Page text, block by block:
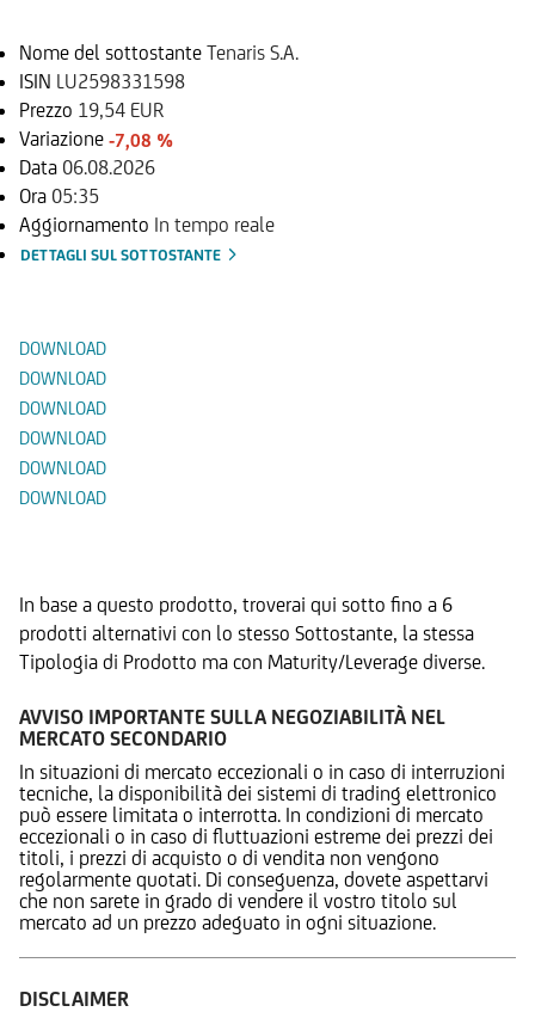
Nome del sottostante Tenaris S.A.
ISIN LU2598331598
Prezzo 19,54 EUR
Variazione -7,08 %
Data 06.08.2026
Ora 05:35
Aggiornamento In tempo reale
DETTAGLI SUL SOTTOSTANTE
DOWNLOAD
DOWNLOAD
DOWNLOAD
DOWNLOAD
DOWNLOAD
DOWNLOAD
In base a questo prodotto, troverai qui sotto fino a 6
prodotti alternativi con lo stesso Sottostante, la stessa
Tipologia di Prodotto ma con Maturity/Leverage diverse.
AVVISO IMPORTANTE SULLA NEGOZIABILITÀ NEL
MERCATO SECONDARIO
In situazioni di mercato eccezionali o in caso di interruzioni
tecniche, la disponibilità dei sistemi di trading elettronico
può essere limitata o interrotta. In condizioni di mercato
eccezionali o in caso di fluttuazioni estreme dei prezzi dei
titoli, i prezzi di acquisto o di vendita non vengono
regolarmente quotati. Di conseguenza, dovete aspettarvi
che non sarete in grado di vendere il vostro titolo sul
mercato ad un prezzo adeguato in ogni situazione.
DISCLAIMER